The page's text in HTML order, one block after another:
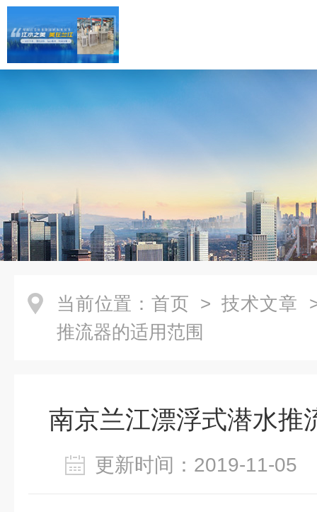
当前位置： 首页 > 技术文章
推流器的适用范围
南京兰江漂浮式潜水推
更新时间：2019-11-